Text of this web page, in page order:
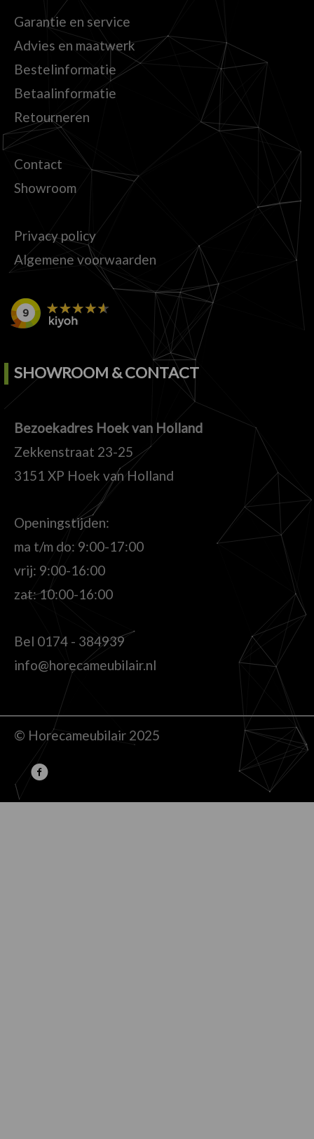
Garantie en service
Advies en maatwerk
Bestelinformatie
Betaalinformatie
Retourneren
Contact
Showroom
Privacy policy
Algemene voorwaarden
SHOWROOM & CONTACT
Bezoekadres Hoek van Holland
Zekkenstraat 23-25
3151 XP Hoek van Holland
Openingstijden:
ma t/m do: 9:00-17:00
vrij: 9:00-16:00
zat: 10:00-16:00
Bel 0174 - 384939
info@horecameubilair.nl
© Horecameubilair 2025